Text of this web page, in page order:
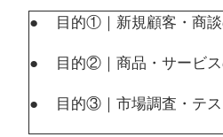
● 目的①｜新規顧客・商談
● 目的②｜商品・サービス
● 目的③｜市場調査・テス